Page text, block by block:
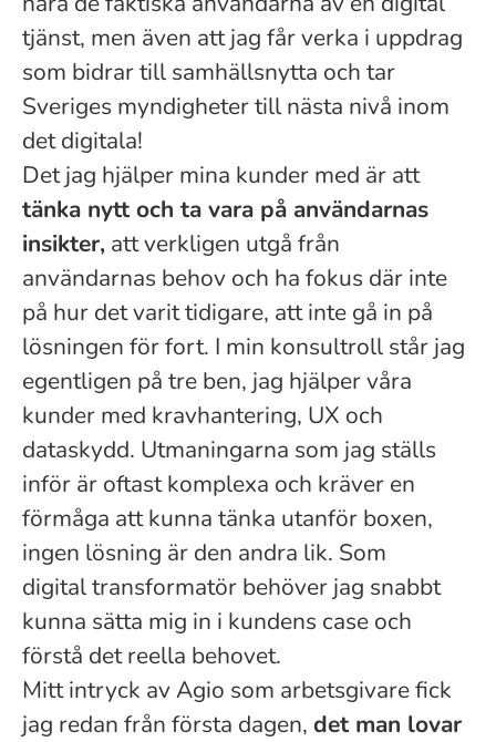
tjänst, men även att jag får verka i uppdrag
som bidrar till samhällsnytta och tar
Sveriges myndigheter till nästa nivå inom
det digitala!
Det jag hjälper mina kunder med är att
tänka nytt och ta vara på användarnas
insikter, att verkligen utgå från
användarnas behov och ha fokus där inte
på hur det varit tidigare, att inte gå in på
lösningen för fort. I min konsultroll står jag
egentligen på tre ben, jag hjälper våra
kunder med kravhantering, UX och
dataskydd. Utmaningarna som jag ställs
inför är oftast komplexa och kräver en
förmåga att kunna tänka utanför boxen,
ingen lösning är den andra lik. Som
digitaltransformatör behöver jag snabbt
kunna sätta mig in i kundens case och
förstå det reella behovet.
Mitt intryck av Agio som arbetsgivare fick
jag redan från första dagen, det man lovar